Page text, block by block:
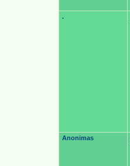
.
Anonimas